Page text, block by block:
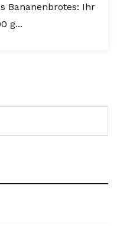
Bananenbrotes: Ihr
g...